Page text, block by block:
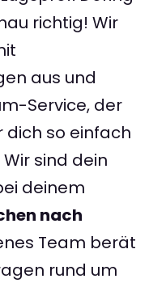
richtig! Wir
aus und
Service, der
dich so einfach
sind dein
deinem
nach
Team berät
rund um